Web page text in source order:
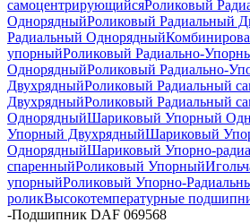
самоцентрирующийсяРоликовый
ОднорядныйРоликовый Радиальный
Радиальный Однорядный
упорныйРоликовый Радиально-
ОднорядныйРоликовый Радиально-
ДвухрядныйРоликовый Радиальный
ДвухрядныйРоликовый Радиальный
ОднорядныйШариковый Упорный
Упорный ДвухрядныйШариковый
ОднорядныйШариковый Упорно-
спаренныйРоликовый Упорный
упорныйРоликовый Упорно-
роликВысокотемпературные
-Подшипник DAF 069568